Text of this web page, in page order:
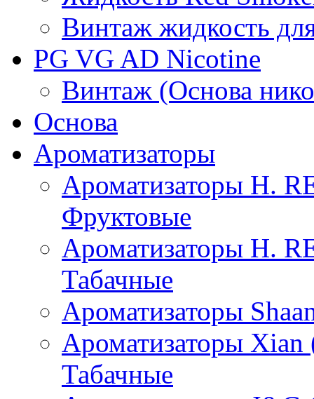
Винтаж жидкость
PG VG AD Nicotine
Винтаж (Основа
Основа
Ароматизаторы
Ароматизаторы H.
Фруктовые
Ароматизаторы H.
Табачные
Ароматизаторы
Ароматизаторы
Табачные